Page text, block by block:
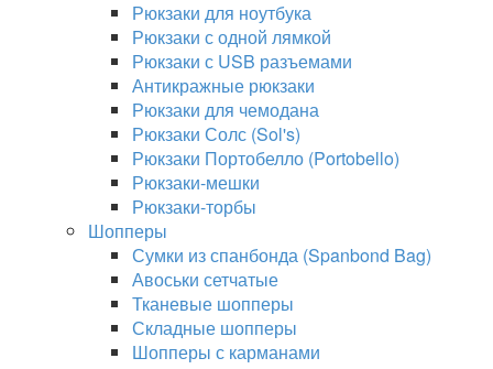
Рюкзаки для ноутбука
Рюкзаки с одной лямкой
Рюкзаки с USB разъемами
Антикражные рюкзаки
Рюкзаки для чемодана
Рюкзаки Солс (Sol's)
Рюкзаки Портобелло (Portobello)
Рюкзаки-мешки
Рюкзаки-торбы
Шопперы
Сумки из спанбонда (Spanbond Bag)
Авоськи сетчатые
Тканевые шопперы
Складные шопперы
Шопперы с карманами